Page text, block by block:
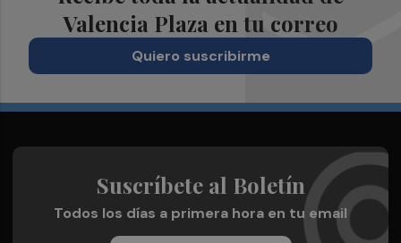
Valencia Plaza en tu correo
Quiero suscribirme
Suscríbete al Boletín
Todos los días a primera hora en tu email